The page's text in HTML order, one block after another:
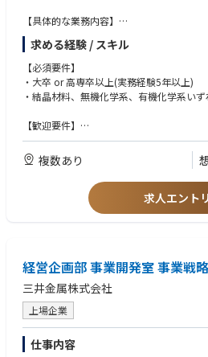
【具体的な業務内容】
・InP単結晶成長プロセスの開発・改善
・InPウエハ加工(研削、研磨、エッチング
発・改善
・開発プロセスの量産展開および生産ライ
・製造部門との連携・プロセス条件最適化
単結晶成長、プロセス改善、表面処理・表
【業務のやりがい】
AI・光通信の最先端技術を支える化合物
いてグローバルな顧客との接触機会がござ
・OJTによるプロセス技術習得
・製造での現場研修
・開発・製造・営業の連携体制 などがご
【想定されるキャリアパス】
磯原工場製品開発センターでプロセス開発
適性や志向にあわせ以下のようなキャリア
求める経験 / スキル
【必須要件】
・大卒 or 高専卒以上(実務経験5年以上)
・結晶材料、無機化学系、有機化学系い
【歓迎要件】
・量産展開経験、顧客対応経験、英会話
に関する経験
複数あり
求人エント
経営企画部 事業開発室 事業戦
三井金属株式会社
上場企業
仕事内容